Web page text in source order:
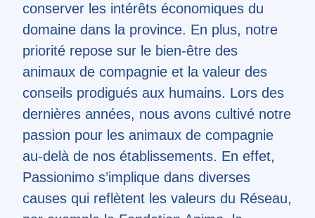
conserver les intérêts économiques du
domaine dans la province. En plus, notre
priorité repose sur le bien-être des
animaux de compagnie et la valeur des
conseils prodigués aux humains. Lors des
dernières années, nous avons cultivé notre
passion pour les animaux de compagnie
au-delà de nos établissements. En effet,
Passionimo s’implique dans diverses
causes qui reflètent les valeurs du Réseau,